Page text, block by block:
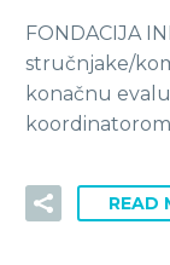
FONDACIJA
stručnjake/
konačnu
READ